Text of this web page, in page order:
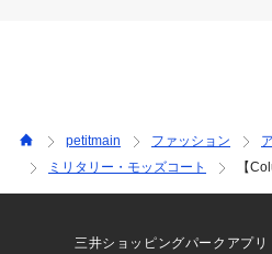
※モデル着用写真より商品写真が
※商品の色味は、撮影場所や光の
違って見える場合が御座います 。
違って見える場合が御座います。
petitmain ファッション
ミリタリー・モッズコート
【
三井ショッピングパークアプリ